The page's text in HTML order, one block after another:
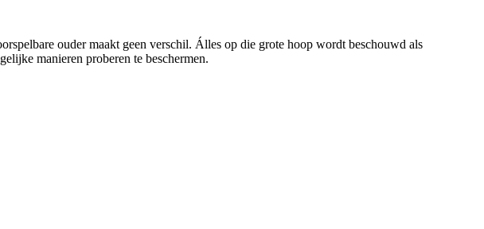
ouder maakt geen verschil. Álles op die grote hoop wordt beschouwd als
manieren proberen te beschermen.